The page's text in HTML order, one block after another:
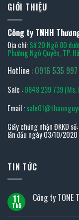
GIỚI THIỆU
Công ty TNHH
Địa chỉ:Số 20 Ngõ 80
Phường Ngô Quyền, TP.
Hotline : 0916 535
Sale :0848 239 739 (Ms.
Email :
Giấy chứng nhận ĐKKD số:
lần đầu ngày 03/10/2020
TIN TỨC
11
Th5
Công ty TONE